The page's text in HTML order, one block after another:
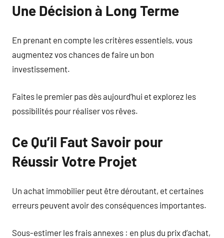
Une Décision à Long Terme
En prenant en compte les critères essentiels, vous
augmentez vos chances de faire un bon
investissement.
Faites le premier pas dès aujourd’hui et explorez les
possibilités pour réaliser vos rêves.
Ce Qu’il Faut Savoir pour
Réussir Votre Projet
Un achat immobilier peut être déroutant, et certaines
erreurs peuvent avoir des conséquences importantes.
Sous-estimer les frais annexes : en plus du prix d’achat,